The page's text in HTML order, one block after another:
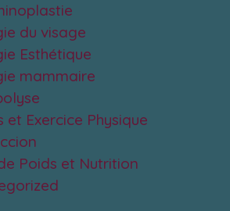
du visage
Esthétique
mammaire
et Exercice Physique
Poids et Nutrition